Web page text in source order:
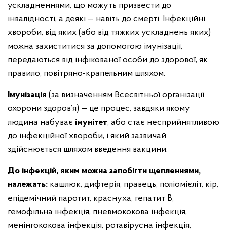
ускладненнями, що можуть призвести до
інвалідності, а деякі — навіть до смерті. Інфекційні
хвороби, від яких (або від тяжких ускладнень яких)
можна захиститися за допомогою імунізації,
передаються від інфікованої особи до здорової, як
правило, повітряно-крапельним шляхом.
Імунізація (за визначенням Всесвітньої організації
охорони здоров’я) — це процес, завдяки якому
людина набуває імунітет, або стає несприйнятливою
до інфекційної хвороби, і який зазвичай
здійснюється шляхом введення вакцини.
До інфекцій, яким можна запобігти щепленнями,
належать: кашлюк, дифтерія, правець, поліомієліт, кір,
епідемічний паротит, краснуха, гепатит B,
гемофільна інфекція, пневмококова інфекція,
менінгококова інфекція, ротавірусна інфекція,